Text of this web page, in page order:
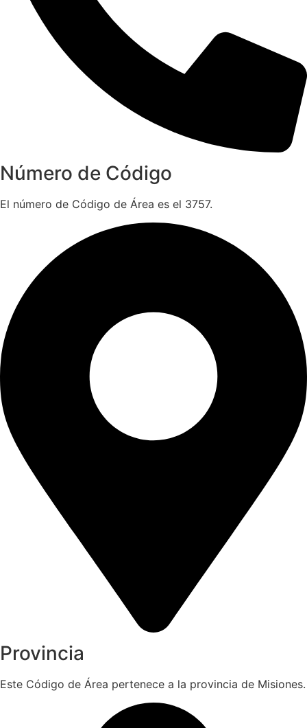
Número de Código
El número de Código de Área es el 3757.
Provincia
Este Código de Área pertenece a la provincia de Misiones.